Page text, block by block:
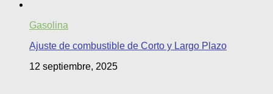
Gasolina
Ajuste de combustible de Corto y Largo Plazo
12 septiembre, 2025